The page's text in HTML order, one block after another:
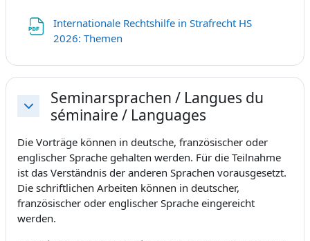
Internationale Rechtshilfe in Strafrecht HS
2026: Themen
Replier
Seminarsprachen / Langues du
séminaire / Languages
Die Vorträge können in deutsche, französischer oder
englischer Sprache gehalten werden. Für die Teilnahme
ist das Verständnis der anderen Sprachen vorausgesetzt.
Die schriftlichen Arbeiten können in deutscher,
französischer oder englischer Sprache eingereicht
werden.